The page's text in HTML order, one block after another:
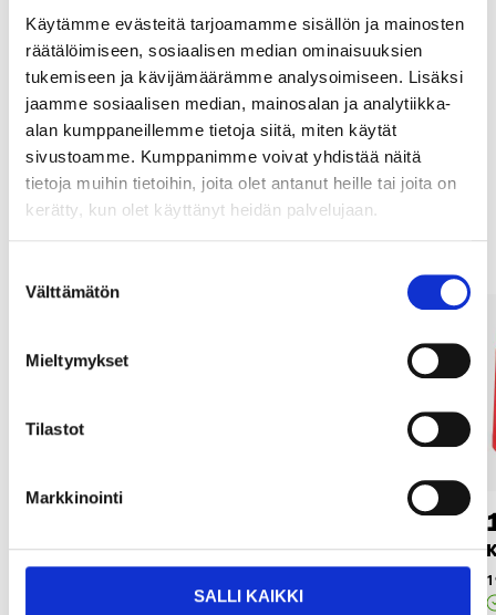
Käytämme evästeitä tarjoamamme sisällön ja mainosten
räätälöimiseen, sosiaalisen median ominaisuuksien
tukemiseen ja kävijämäärämme analysoimiseen. Lisäksi
jaamme sosiaalisen median, mainosalan ja analytiikka-
alan kumppaneillemme tietoja siitä, miten käytät
sivustoamme. Kumppanimme voivat yhdistää näitä
tietoja muihin tietoihin, joita olet antanut heille tai joita on
kerätty, kun olet käyttänyt heidän palvelujaan.
valinta
Välttämätön
Mieltymykset
Tilastot
Markkinointi
SALLI KAIKKI
Osta & Nouda
Osta verkosta ja nouda tavaratalosta jo 2 tunnin kuluttua!
LUE LISÄÄ
Muut asiakkaat ostivat myös
Moottorin
Keskitystyökalu, 9 osaa
Tilapäisesti loppu